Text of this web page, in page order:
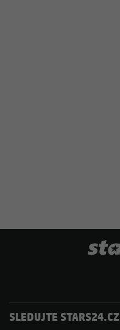
SLEDUJTE STARS24.CZ